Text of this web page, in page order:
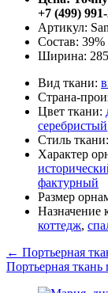
+7 (499)
Артикул:
Состав: 39%
Ширина:
Вид ткани:
Страна-
Цвет ткани:
серебристый
Стиль ткани:
Характер
фактурный
Размер
Назначение
коттедж,
← Портьерная
Портьерная